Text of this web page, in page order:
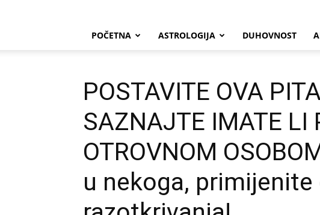
POČETNA ASTROLOGIJA DUHOVNOST
POSTAVITE OVA
SAZNAJTE IMATE LI
OTROVNOM
u nekoga,